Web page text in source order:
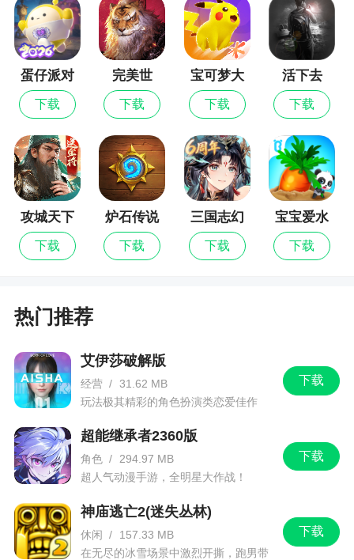
3、超多丰富玩法带你感受更加奇妙的江湖冒
险，能够与朋友组队探险寻宝，感受惊险刺激的冒
险之旅。还有全新升级的社交系统，与更多伙伴认
识，送花表白婚礼更有仪式感，还有时装特效让你
感受精彩绝伦的视觉互动
更新日志
1、优化游戏画面和质感表现，提升整体表现；
2、优化用户操作和界面布局，提升操作感受；3、
优化任务剧情及副本活动，提升玩法体验。
蛋仔派对
下载
完美世
界：诸神
之战
下载
宝可梦大
集结
下载
活下去
下载
攻城天下
下载
炉石传说
下载
三国志幻
想大陆
下载
宝宝爱水
果蔬菜
下载
热门推荐
下载
艾伊莎破解版
经营 / 31.62 MB
玩法极其精彩的角色扮演类恋爱佳作
下载
超能继承者2360版
角色 / 294.97 MB
超人气动漫手游，全明星大作战！
下载
神庙逃亡2(迷失丛林)
休闲 /
157.33 MB
在无尽的冰雪场景中激烈开撕，跑男带